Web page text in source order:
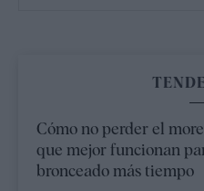
Cómo no perder el
que mejor funcionan
bronceado más tiempo